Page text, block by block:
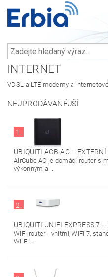
INTERNET
VDSL a LTE modemy a
NEJPRODÁVANĚJŠÍ
1.
UBIQUITI ACB-AC – EXTERNÍ
AirCube AC je domácí router s
výkonným a...
2.
UBIQUITI UNIFI EXPRESS 7 –
WiFi router - vnitřní, WiFi 7,
Wi-Fi...